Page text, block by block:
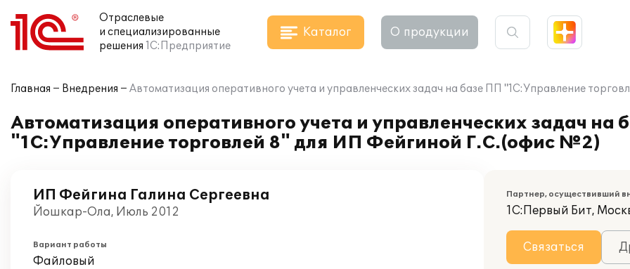
Отраслевые
и специализированные
решения 1С:Предприятие
Каталог О продукции
Главная Внедрения Автоматизация оперативного учета и управленческих задач на базе ПП "1С:Управление
Автоматизация оперативного учета и управленческих задач на
"1С:Управление торговлей 8" для ИП Фейгиной Г.С.(офис №2)
ИП Фейгина Галина Сергеевна
Йошкар-Ола, Июль 2012
Вариант работы
Файловый
Партнер, осуществивший
1С:Первый Бит,
Связаться